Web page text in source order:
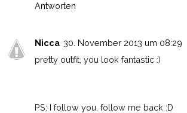
Antworten
Nicca 30. November 2013 um 08:29
pretty outfit, you look fantastic :)
PS: I follow you, follow me back :D